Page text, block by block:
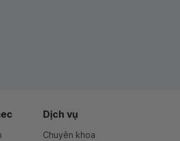
Dịch vụ
Chuyên khoa